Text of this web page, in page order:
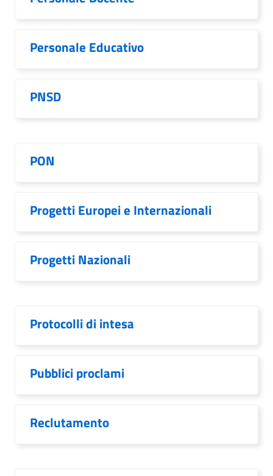
Personale Educativo
PNSD
PON
Progetti Europei e Internazionali
Progetti Nazionali
Protocolli di intesa
Pubblici proclami
Reclutamento